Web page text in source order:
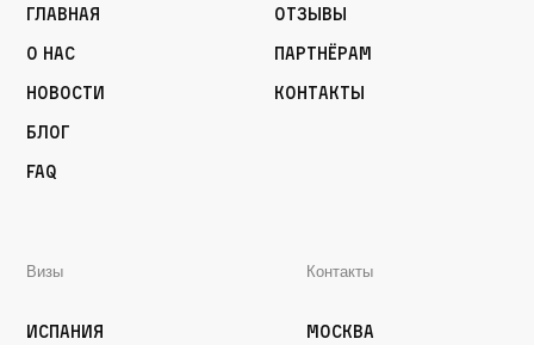
Главная
О нас
Новости
Блог
FAQ
Отзывы
Партнёрам
Контакты
Визы
Испания
Контакты
Москва